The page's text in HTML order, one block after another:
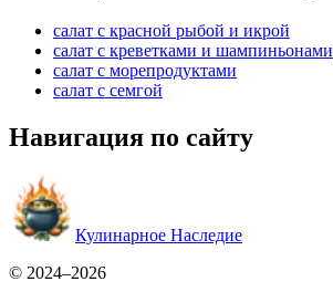
салат с красной рыбой и икрой
салат с креветками и шампиньонами
салат с морепродуктами
салат с семгой
Навигация по сайту
Кулинарное Наследие
© 2024–2026